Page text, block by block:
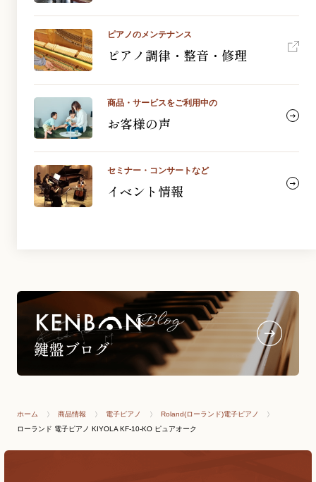
ピアノのメンテナンス
ピアノ調律・整音・修理
商品・サービスをご利用中の
お客様の声
セミナー・コンサートなど
イベント情報
ホーム 商品情報 電子ピアノ
Roland(ローランド)電子ピアノ
ローランド 電子ピアノ KIYOLA KF-10-KO ピュアオーク